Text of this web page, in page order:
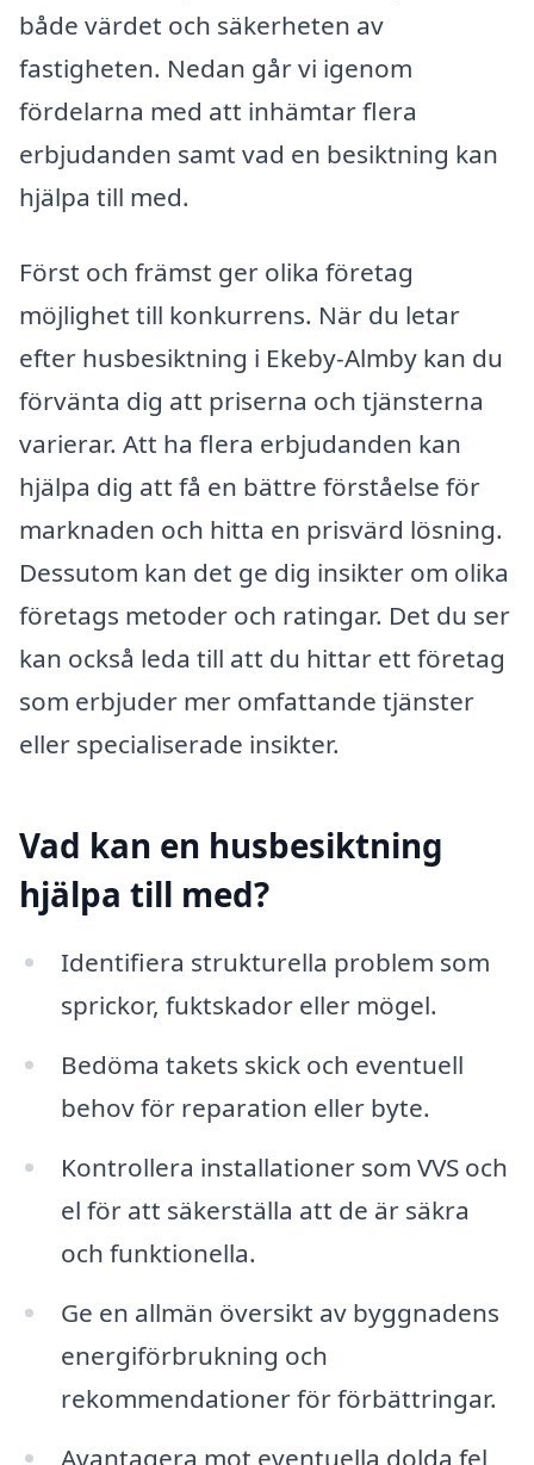
både värdet och säkerheten av
fastigheten. Nedan går vi igenom
fördelarna med att inhämtar flera
erbjudanden samt vad en besiktning kan
hjälpa till med.
Först och främst ger olika företag
möjlighet till konkurrens. När du letar
efter husbesiktning i Ekeby-Almby kan du
förvänta dig att priserna och tjänsterna
varierar. Att ha flera erbjudanden kan
hjälpa dig att få en bättre förståelse för
marknaden och hitta en prisvärd lösning.
Dessutom kan det ge dig insikter om olika
företags metoder och ratingar. Det du ser
kan också leda till att du hittar ett företag
som erbjuder mer omfattande tjänster
eller specialiserade insikter.
Vad kan en husbesiktning
hjälpa till med?
Identifiera strukturella problem som
sprickor, fuktskador eller mögel.
Bedöma takets skick och eventuell
behov för reparation eller byte.
Kontrollera installationer som VVS och
el för att säkerställa att de är säkra
och funktionella.
Ge en allmän översikt av byggnadens
energiförbrukning och
rekommendationer för förbättringar.
Avantagera mot eventuella dolda fel